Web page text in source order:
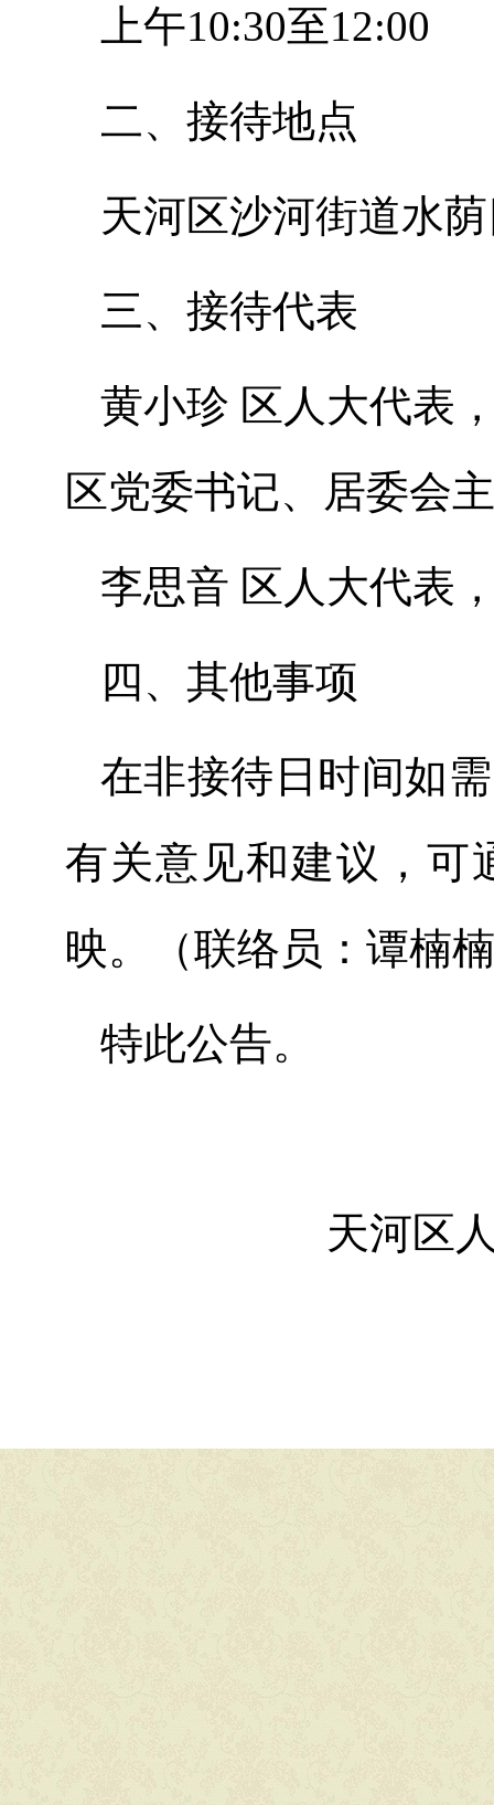
上午10:30至12:00
二、接待地点
天河区沙河街道水
三、接待代表
黄小珍 区人大代表
区党委书记、居委会
李思音 区人大代表
四、其他事项
在非接待日时间如
有关意见和建议，可
映。（联络员：谭楠
特此公告。
天河区